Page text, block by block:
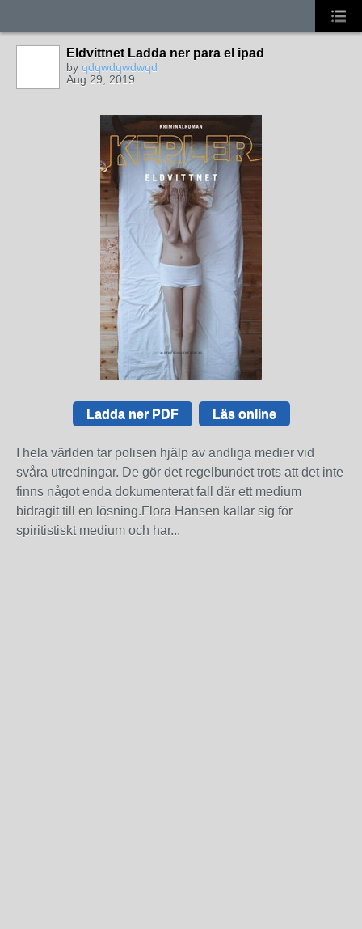
Eldvittnet Ladda ner para el ipad
by qdqwdqwdwqd
Aug 29, 2019
Ladda ner PDF Läs online
I hela världen tar polisen hjälp av andliga medier vid
svåra utredningar. De gör det regelbundet trots att det inte
finns något enda dokumenterat fall där ett medium
bidragit till en lösning.Flora Hansen kallar sig för
spiritistiskt medium och har...